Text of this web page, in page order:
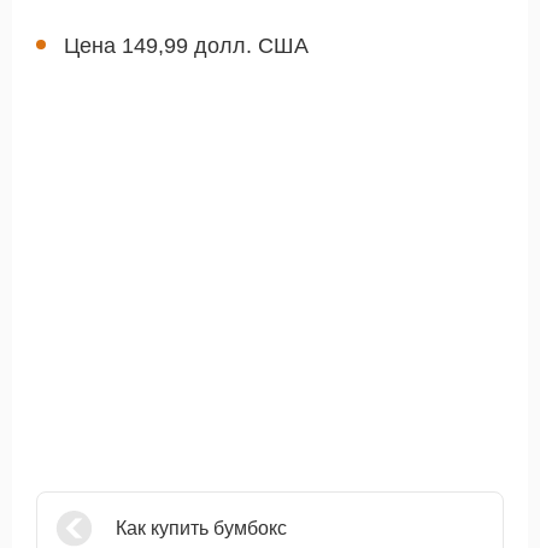
Цена 149,99 долл. США
Как купить бумбокс